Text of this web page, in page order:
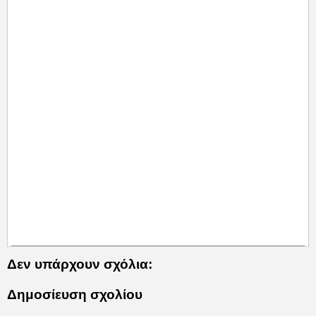
Δεν υπάρχουν σχόλια:
Δημοσίευση σχολίου